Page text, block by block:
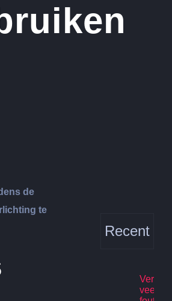
de
te
Recent